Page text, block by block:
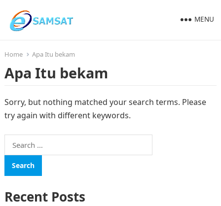
MENU
Home Apa Itu bekam
Apa Itu bekam
Sorry, but nothing matched your search terms. Please
try again with different keywords.
Search
for:
Recent Posts